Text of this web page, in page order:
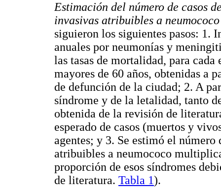
Estimación del número de casos
invasivas atribuibles a
siguieron los siguientes pasos: 1.
anuales por neumonías y
las tasas de mortalidad, para
mayores de 60 años, obtenidas a
de defunción de la ciudad; 2. A
síndrome y de la letalidad, tanto
obtenida de la revisión de
esperado de casos (muertos y
agentes; y 3. Se estimó el
atribuibles a neumococo
proporción de esos síndromes
de literatura. Tabla 1).